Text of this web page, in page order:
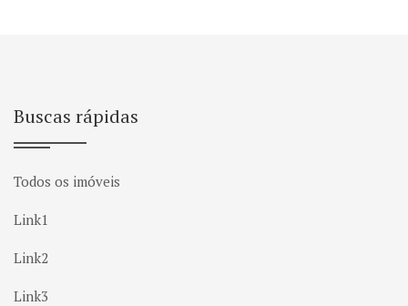
Buscas rápidas
Todos os imóveis
Link1
Link2
Link3